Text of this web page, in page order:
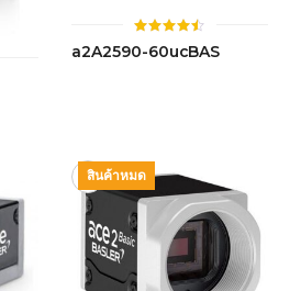
ให้
คะแนน
a2A2590-60ucBAS
สินค้าหมด